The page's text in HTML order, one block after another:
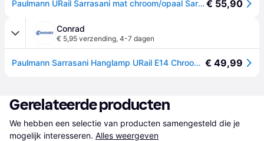
Paulmann URail Sarrasani mat chroom/opaal Sarrasani, dimbaar, alu / grijs / zink, metaal, Modern€ 55,90
Conrad
€ 5,95 verzending, 4-7 dagen
Paulmann Sarrasani Hanglamp URail E14 Chroom (mat), Opaal € 49,99
Gerelateerde producten
We hebben een selectie van producten samengesteld die je
mogelijk interesseren. Alles weergeven